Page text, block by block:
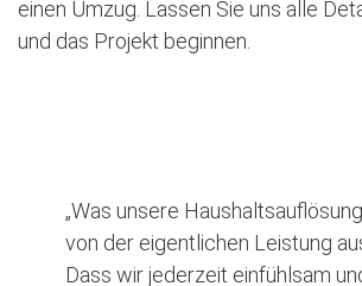
einen Umzug. Lassen Sie uns alle
und das Projekt beginnen.
„Was unsere
von der eigentlichen Leistung
Dass wir jederzeit einfühlsam